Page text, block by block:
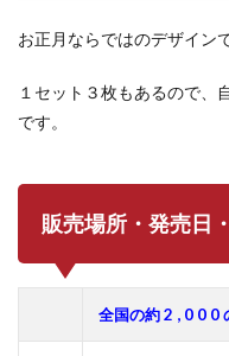
お正月ならではのデザイン
１セット３枚もあるので、
です。
販売場所・発売日
全国の約 2 , 0 0 0